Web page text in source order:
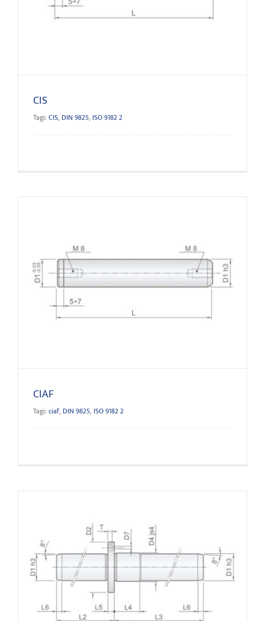
CIS
Tagi: CIS, DIN 9825, ISO 9182 2
CIAF
Tagi: ciaf, DIN 9825, ISO 9182 2